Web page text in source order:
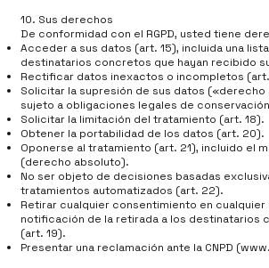
10. Sus derechos
De conformidad con el RGPD, usted tiene
Acceder a sus datos (art. 15), incluida una
destinatarios concretos que hayan recibido
Rectificar datos inexactos o incompletos
Solicitar la supresión de sus datos («derecho
sujeto a obligaciones legales de
Solicitar la limitación del tratamiento (art. 18).
Obtener la portabilidad de los datos (art. 20).
Oponerse al tratamiento (art. 21), incluido el
(derecho absoluto).
No ser objeto de decisiones basadas
tratamientos automatizados (art. 22).
Retirar cualquier consentimiento en cualquier
notificación de la retirada a los destinatarios
(art. 19).
Presentar una reclamación ante la CNPD (